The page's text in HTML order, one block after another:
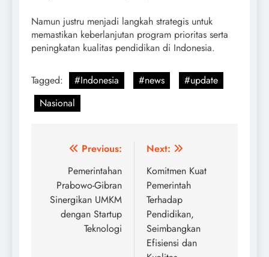
Namun justru menjadi langkah strategis untuk
memastikan keberlanjutan program prioritas serta
peningkatan kualitas pendidikan di Indonesia.
Tagged: #Indonesia #news
#update
Nasional
Post
navigation
Previous:
Pemerintahan
Prabowo-Gibran
Sinergikan UMKM
dengan Startup
Teknologi
Next:
Komitmen Kuat
Pemerintah
Terhadap
Pendidikan,
Seimbangkan
Efisiensi dan